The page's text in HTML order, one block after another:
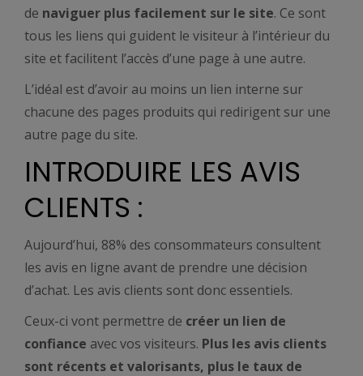
de naviguer plus facilement sur le site. Ce sont
tous les liens qui guident le visiteur à l’intérieur du
site et facilitent l’accès d’une page à une autre.
L’idéal est d’avoir au moins un lien interne sur
chacune des pages produits qui redirigent sur une
autre page du site.
INTRODUIRE LES AVIS
CLIENTS :
Aujourd’hui, 88% des consommateurs consultent
les avis en ligne avant de prendre une décision
d’achat. Les avis clients sont donc essentiels.
Ceux-ci vont permettre de créer un lien de
confiance avec vos visiteurs. Plus les avis clients
sont récents et valorisants, plus le taux de